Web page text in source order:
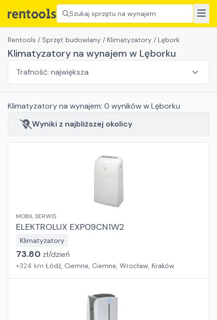
Szukaj sprzętu na wynajem
Rentools / Sprzęt budowlany / Klimatyzatory / Lębork
Klimatyzatory na wynajem w Lęborku
Klimatyzatoryna wynajem: 0 wynikóww Lęborku
Wyniki z najbliższej okolicy
MOBIL SERWIS
ELEKTROLUX EXP09CN1W2
Klimatyzatory
73.80 zł/dzień
+324 km Łódź, Ciemne, Ciemne, Wrocław, Kraków